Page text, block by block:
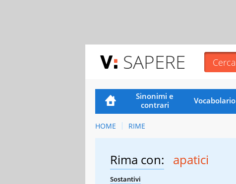
SAPERE
Sinonimi e
contrari
Vocabolario
HOME RIME
Rima con: apatici
Sostantivi